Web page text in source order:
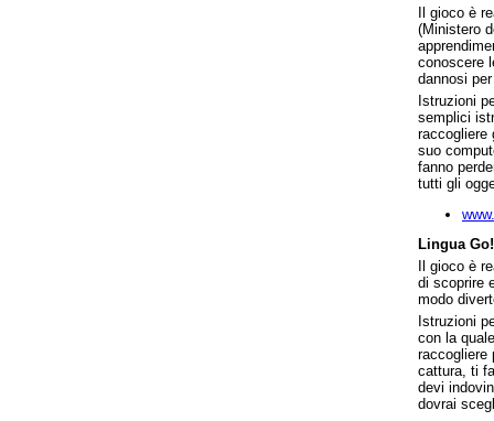
Il gioco è
(Ministero
conoscere
dannosi
Istruzioni
semplici
raccogliere
suo
fanno
tutti gli
Lingua Go!
Il gioco è
di scoprire
modo
Istruzioni
con la
raccogliere
cattura, ti
devi
dovrai